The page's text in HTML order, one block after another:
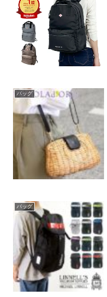
バッグ
バッグ